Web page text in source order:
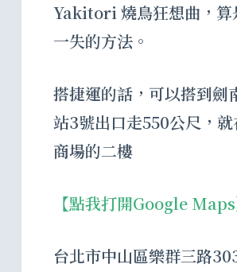
Yakitori 燒鳥狂想曲，算
一失的方法。
搭捷運的話，可以搭到劍
站3號出口走550公尺，
商場的二樓
【點我打開Google Maps
台北市中山區樂群三路